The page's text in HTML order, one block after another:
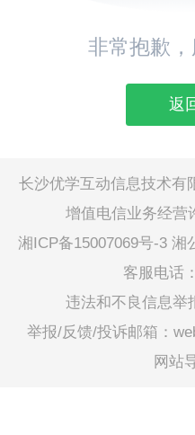
非常抱歉
返
长沙优学互动信息技术有
增值电信业务经营
湘ICP备15007069号-3 湘
客服电话
违法和不良信息举
举报/反馈/投诉邮箱：
网站